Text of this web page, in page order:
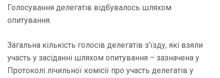
Голосування делегатів відбувалось шляхом
опитування.
Загальна кількість голосів делегатів з’їзду, які взяли
участь у засіданні шляхом опитування – зазначена у
Протоколі лічильної комісії про участь делегатів у